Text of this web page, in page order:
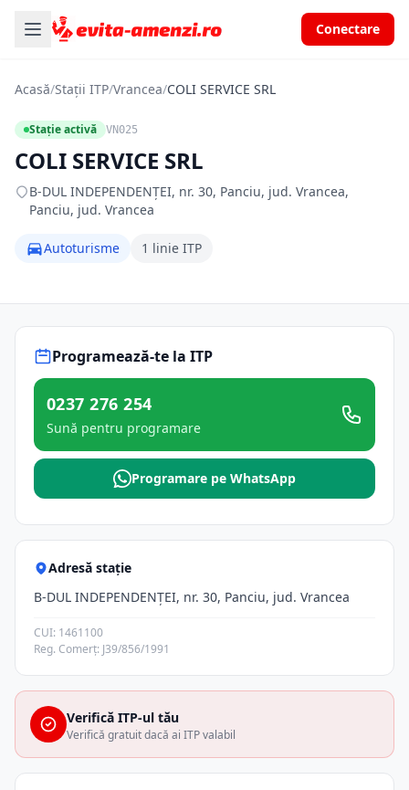
Conectare
Acasă/Stații ITP/Vrancea/COLI SERVICE SRL
Stație activă VN025
COLI SERVICE SRL
B-DUL INDEPENDENŢEI, nr. 30, Panciu, jud. Vrancea,
Panciu, jud. Vrancea
Autoturisme 1 linie ITP
Programează-te la ITP
0237 276 254
Sună pentru programare
Programare pe WhatsApp
Adresă stație
B-DUL INDEPENDENŢEI, nr. 30, Panciu, jud. Vrancea
CUI: 1461100
Reg. Comerț: J39/856/1991
Verifică ITP-ul tău
Verifică gratuit dacă ai ITP valabil